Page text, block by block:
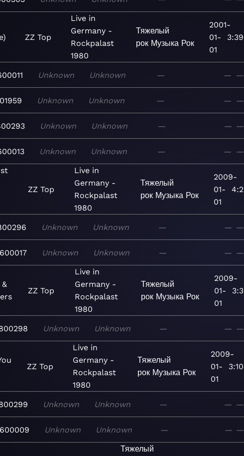
ZZ Top
Live in
Germany -
Rockpalast
1980
Тяжелый
рок Музыка Рок
2001-
01-
01
3:39
Unknown Unknown — — —
Unknown Unknown — — —
Unknown Unknown — — —
Unknown Unknown — — —
ZZ Top
Live in
Germany -
Rockpalast
1980
Тяжелый
рок Музыка Рок
2009-
01-
01
4:2
Unknown Unknown — — —
Unknown Unknown — — —
ZZ Top
Live in
Germany -
Rockpalast
1980
Тяжелый
рок Музыка Рок
2009-
01-
01
3:3
Unknown Unknown — — —
ZZ Top
Live in
Germany -
Rockpalast
1980
Тяжелый
рок Музыка Рок
2009-
01-
01
3:10
Unknown Unknown — — —
Unknown Unknown — — —
Тяжелый